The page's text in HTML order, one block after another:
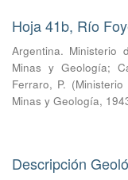
Hoja 41b, Río
Argentina. Ministerio
Minas y Geología;
Ferraro, P. (
Minas y Geología,
Descripción